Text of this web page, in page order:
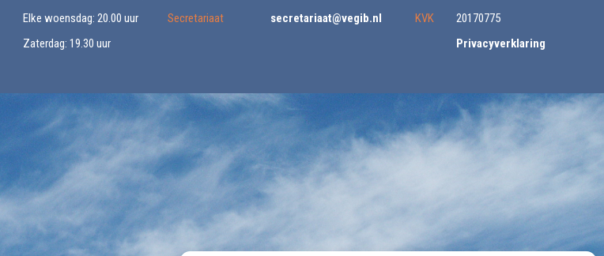
Elke woensdag: 20.00 uur
Zaterdag: 19.30 uur
Secretariaat
secretariaat@vegib.nl
KVK
20170775
Privacyverklaring